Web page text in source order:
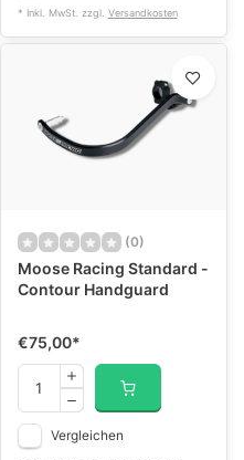
* Inkl. MwSt. zzgl. Versandkosten
(0)
Moose Racing Standard -
Contour Handguard
€75,00*
Vergleichen